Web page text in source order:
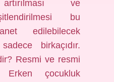
ve
bu
edilebilecek
birkaçıdır.
Resmi ve resmi
Erken çocukluk